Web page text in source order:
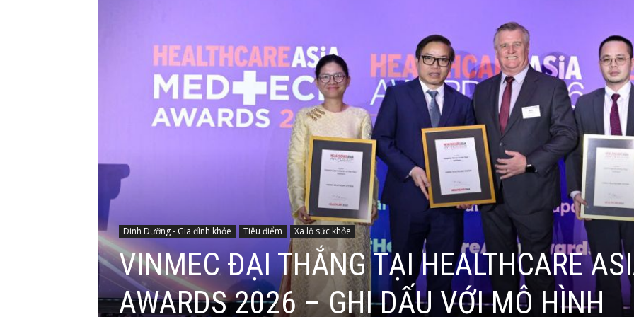
Dinh Dưỡng - Gia đình khỏe Tiêu điểm Xa lộ sức khỏe
VINMEC ĐẠI THẮNG TẠI HEALTHCARE
AWARDS 2026 – GHI DẤU VỚI MÔ HÌNH